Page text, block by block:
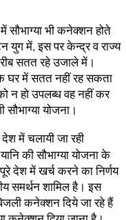
सौभाग्या भी कनेक्शन होते
युग में, इस पर केन्द्र व राज्य
सतत रहे उजाले में।
घर में सतत नहीं रह सकता
न हो उपलब्ध वह नहीं कर
योजना।
देश में चलायी जा रही
की सौभाग्या योजना के
देश में खर्च करने का निर्णय
समर्थन शामिल है। इस
कनेक्शन दिये जा रहे हैं